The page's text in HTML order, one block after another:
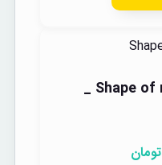
نت و تبلچر Shape of my heart _
تومان